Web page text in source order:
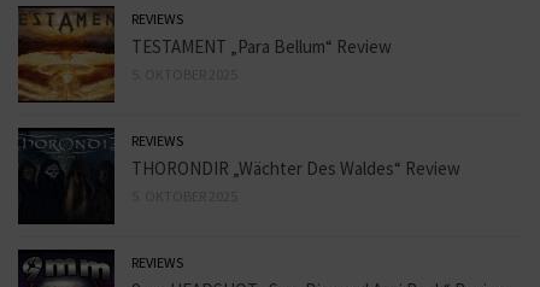
REVIEWS
TESTAMENT „Para Bellum“ Review
REVIEWS
THORONDIR „Wächter Des Waldes“ Review
REVIEWS